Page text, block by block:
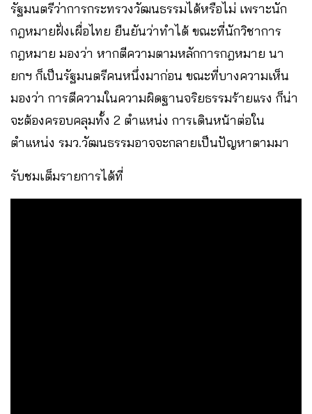
รัฐมนตรีว่าการกระทรวงวัฒนธรรมได้หรือไม่ เพราะนัก
กฎหมายฝั่งเผื่อไทย ยืนยันว่าทำได้ ขณะที่นักวิชาการ
กฎหมาย มองว่า หากตีความตามหลักการกฎหมาย นา
ยกฯ ก็เป็นรัฐมนตรีคนหนึ่งมาก่อน ขณะที่บางความเห็น
มองว่า การตีความในความผิดฐานจริยธรรมร้ายแรง ก็น่า
จะต้องครอบคลุมทั้ง 2 ตำแหน่ง การเดินหน้าต่อใน
ตำแหน่ง รมว.วัฒนธรรมอาจจะกลายเป็นปัญหาตามมา
รับชมเต็มรายการได้ที่